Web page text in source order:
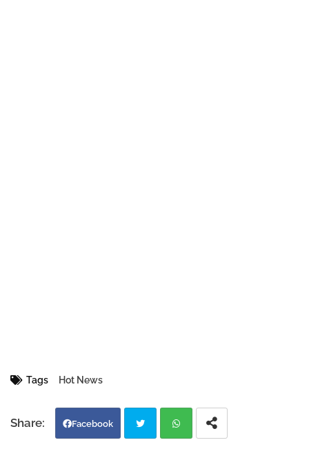
Tags Hot News
Facebook